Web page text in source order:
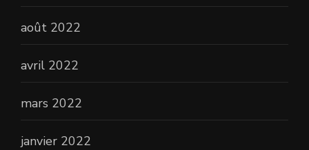
août 2022
avril 2022
mars 2022
janvier 2022